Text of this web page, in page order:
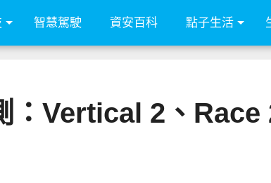
智慧駕駛 資安百科 點子生活
Vertical 2、Race